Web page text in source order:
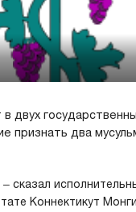
двух
признать два
сказал
Коннектикут